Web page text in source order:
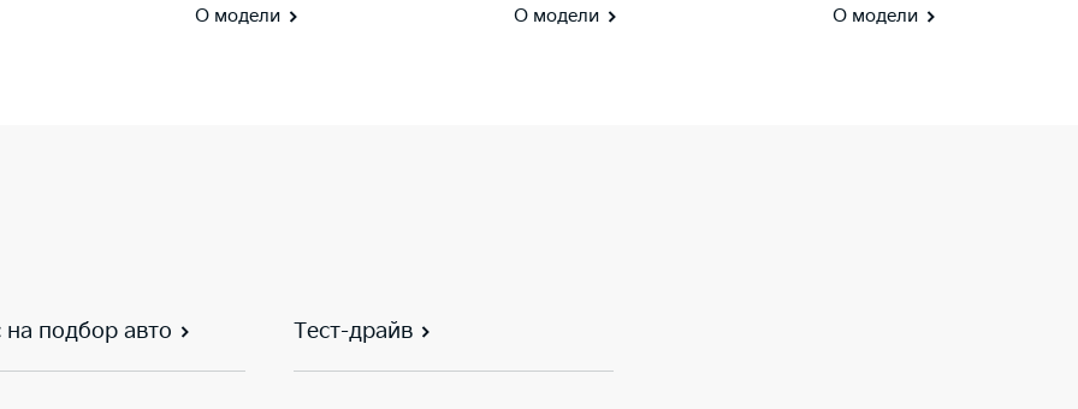
О модели О модели О модели
на подбор авто Тест-драйв